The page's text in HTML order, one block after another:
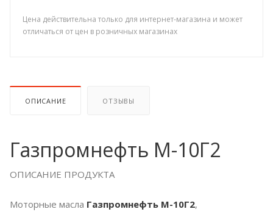
Цена действительна только для интернет-магазина и может
отличаться от цен в розничных магазинах
ОПИСАНИЕ ОТЗЫВЫ
Газпромнефть М-10Г2
ОПИСАНИЕ ПРОДУКТА
Моторные масла Газпромнефть М-10Г2,